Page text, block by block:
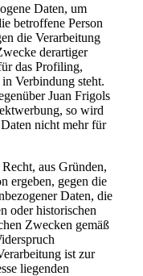
Daten, um
betroffene Person
die Verarbeitung
derartiger
das Profiling,
Verbindung steht.
Juan Frigols
so wird
nicht mehr für
aus Gründen,
ergeben, gegen die
Daten, die
oder historischen
Zwecken gemäß
ist zur
liegenden